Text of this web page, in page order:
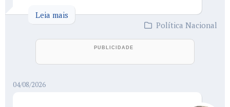
Leia mais
Política Nacional
04/08/2026